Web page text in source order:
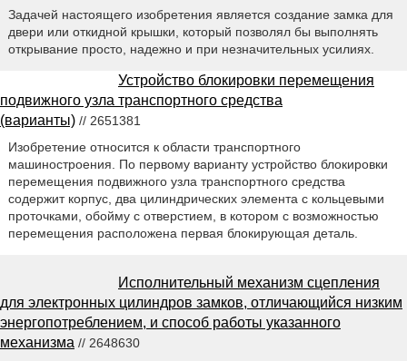
Задачей настоящего изобретения является создание замка для
двери или откидной крышки, который позволял бы выполнять
открывание просто, надежно и при незначительных усилиях.
Устройство блокировки перемещения
подвижного узла транспортного средства
(варианты) // 2651381
Изобретение относится к области транспортного
машиностроения. По первому варианту устройство блокировки
перемещения подвижного узла транспортного средства
содержит корпус, два цилиндрических элемента с кольцевыми
проточками, обойму с отверстием, в котором с возможностью
перемещения расположена первая блокирующая деталь.
Исполнительный механизм сцепления
для электронных цилиндров замков, отличающийся низким
энергопотреблением, и способ работы указанного
механизма // 2648630